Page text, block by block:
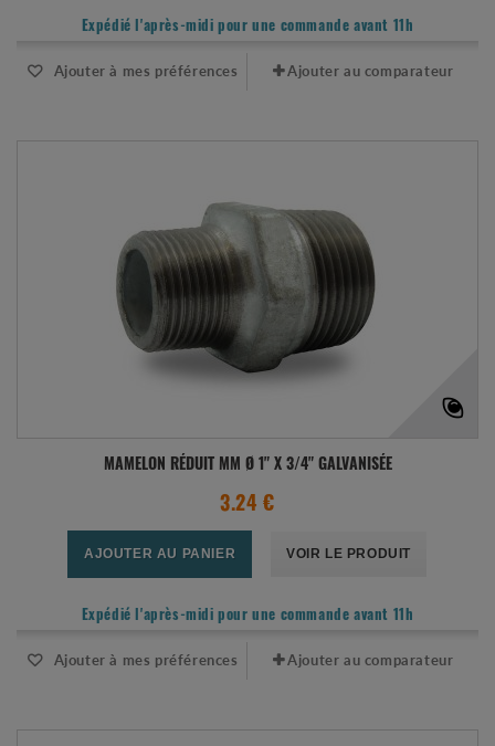
Expédié l'après-midi pour une commande avant 11h
Ajouter à mes préférences Ajouter au comparateur
MAMELON RÉDUIT MM Ø 1" X 3/4" GALVANISÉE
3.24 €
AJOUTER AU PANIER VOIR LE PRODUIT
Expédié l'après-midi pour une commande avant 11h
Ajouter à mes préférences Ajouter au comparateur